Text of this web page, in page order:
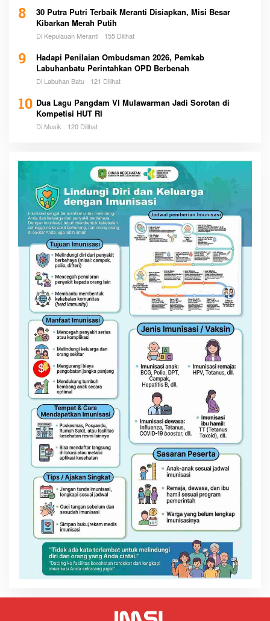
8
30 Putra Putri Terbaik Meranti Disiapkan, Misi Besar
Kibarkan Merah Putih
Di Kepulauan Meranti 155 Dilihat
9
Hadapi Penilaian Ombudsman 2026, Pemkab
Labuhanbatu Perintahkan OPD Berbenah
Di Labuhan Batu 121 Dilihat
10 Dua Lagu Pangdam VI Mulawarman Jadi Sorotan di
Kompetisi HUT RI
Di Musik 120 Dilihat